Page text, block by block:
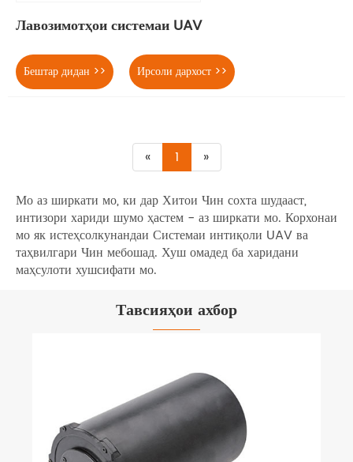
Лавозимотҳои системаи UAV
Бештар дидан >> Ирсоли дархост >>
« 1 »
Мо аз ширкати мо, ки дар Хитои Чин сохта шудааст,
интизори хариди шумо ҳастем - аз ширкати мо. Корхонаи
мо як истеҳсолкунандаи Системаи интиқоли UAV ва
таҳвилгари Чин мебошад. Хуш омадед ба харидани
маҳсулоти хушсифати мо.
Тавсияҳои ахбор
Чӣ тавр сими мудаввари нахи оптикӣ
метавонад эътимоднокӣ ва самаранокии
шабакаро дар ҷобаҷогузории муосири FTTH
беҳтар кунад
Бештар дидан >>